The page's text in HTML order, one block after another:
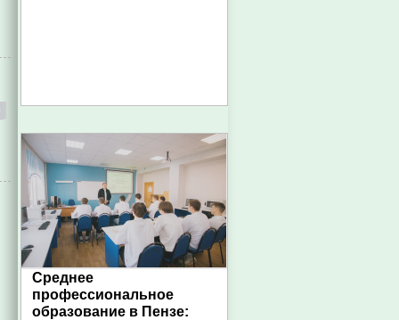
Среднее
профессиональное
образование в Пензе: